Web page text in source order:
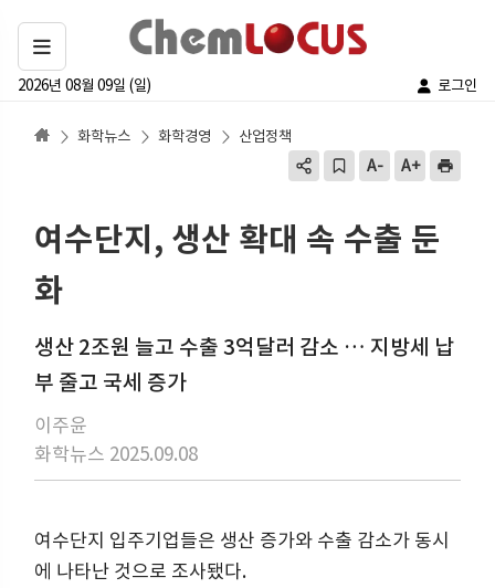
2026년 08월 09일 (일) 로그인
화학뉴스 화학경영 산업정책
여수단지, 생산 확대 속 수출 둔
화
생산 2조원 늘고 수출 3억달러 감소 … 지방세 납
부 줄고 국세 증가
이주윤
화학뉴스 2025.09.08
여수단지 입주기업들은 생산 증가와 수출 감소가 동시
에 나타난 것으로 조사됐다.